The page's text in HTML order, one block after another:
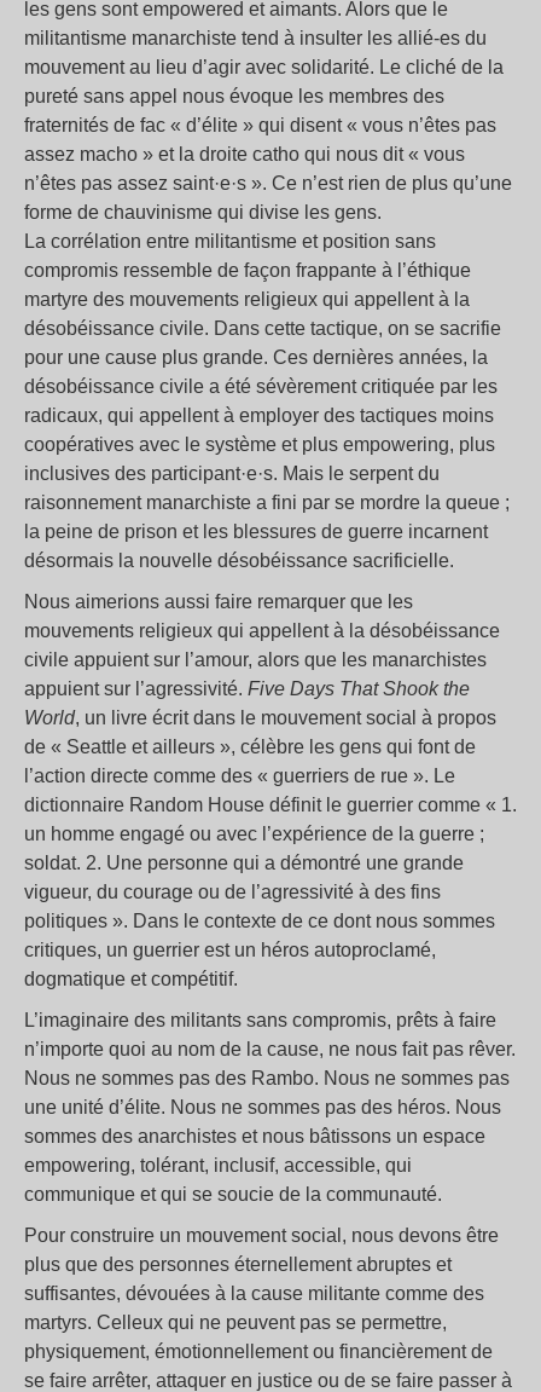
les gens sont empowered et aimants. Alors que le
militantisme manarchiste tend à insulter les allié-es du
mouvement au lieu d’agir avec solidarité. Le cliché de la
pureté sans appel nous évoque les membres des
fraternités de fac « d’élite » qui disent « vous n’êtes pas
assez macho » et la droite catho qui nous dit « vous
n’êtes pas assez saint·e·s ». Ce n’est rien de plus qu’une
forme de chauvinisme qui divise les gens.
La corrélation entre militantisme et position sans
compromis ressemble de façon frappante à l’éthique
martyre des mouvements religieux qui appellent à la
désobéissance civile. Dans cette tactique, on se sacrifie
pour une cause plus grande. Ces dernières années, la
désobéissance civile a été sévèrement critiquée par les
radicaux, qui appellent à employer des tactiques moins
coopératives avec le système et plus empowering, plus
inclusives des participant·e·s. Mais le serpent du
raisonnement manarchiste a fini par se mordre la queue ;
la peine de prison et les blessures de guerre incarnent
désormais la nouvelle désobéissance sacrificielle.
Nous aimerions aussi faire remarquer que les
mouvements religieux qui appellent à la désobéissance
civile appuient sur l’amour, alors que les manarchistes
appuient sur l’agressivité. Five Days That Shook the
World, un livre écrit dans le mouvement social à propos
de « Seattle et ailleurs », célèbre les gens qui font de
l’action directe comme des « guerriers de rue ». Le
dictionnaire Random House définit le guerrier comme « 1.
un homme engagé ou avec l’expérience de la guerre ;
soldat. 2. Une personne qui a démontré une grande
vigueur, du courage ou de l’agressivité à des fins
politiques ». Dans le contexte de ce dont nous sommes
critiques, un guerrier est un héros autoproclamé,
dogmatique et compétitif.
L’imaginaire des militants sans compromis, prêts à faire
n’importe quoi au nom de la cause, ne nous fait pas rêver.
Nous ne sommes pas des Rambo. Nous ne sommes pas
une unité d’élite. Nous ne sommes pas des héros. Nous
sommes des anarchistes et nous bâtissons un espace
empowering, tolérant, inclusif, accessible, qui
communique et qui se soucie de la communauté.
Pour construire un mouvement social, nous devons être
plus que des personnes éternellement abruptes et
suffisantes, dévouées à la cause militante comme des
martyrs. Celleux qui ne peuvent pas se permettre,
physiquement, émotionnellement ou financièrement de
se faire arrêter, attaquer en justice ou de se faire passer à